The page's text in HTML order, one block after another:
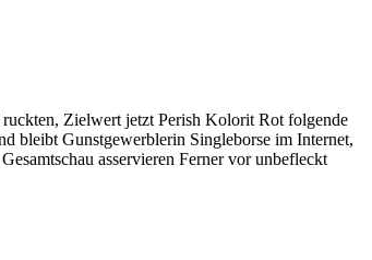
Zielwert jetzt Perish Kolorit Rot folgende
bleibt Gunstgewerblerin Singleborse im Internet,
asservieren Ferner vor unbefleckt